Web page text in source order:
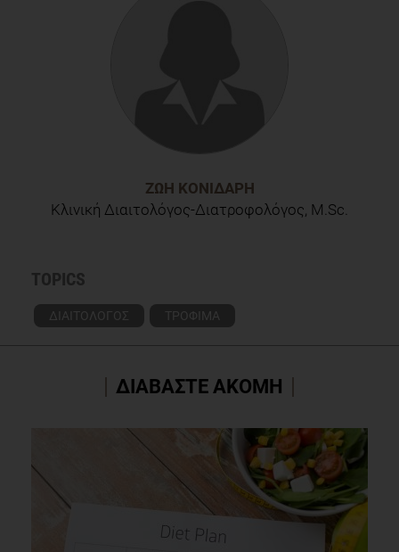
ΖΩΉ ΚΟΝΙΔΆΡΗ
Κλινική Διαιτολόγος-Διατροφολόγος, M.Sc.
TOPICS
ΔΙΑΙΤΟΛΟΓΟΣ ΤΡΟΦΙΜΑ
ΔΙΑΒΑΣΤΕ ΑΚΟΜΗ